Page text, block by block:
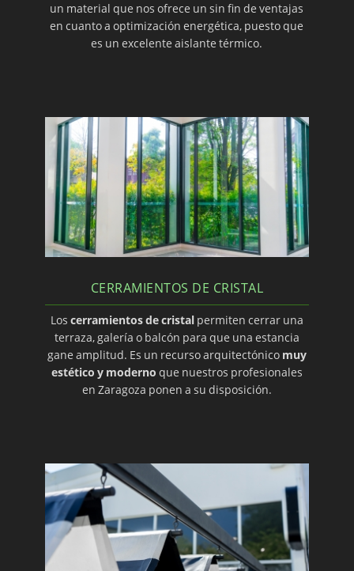
un material que nos ofrece un sin fin de ventajas
en cuanto a optimización energética, puesto que
es un excelente aislante térmico.
CERRAMIENTOS DE CRISTAL
Los cerramientos de cristalpermiten cerrar una
terraza, galería o balcón para que una estancia
gane amplitud. Es un recurso arquitectónico muy
estético y moderno que nuestros profesionales
en Zaragoza ponen a su disposición.